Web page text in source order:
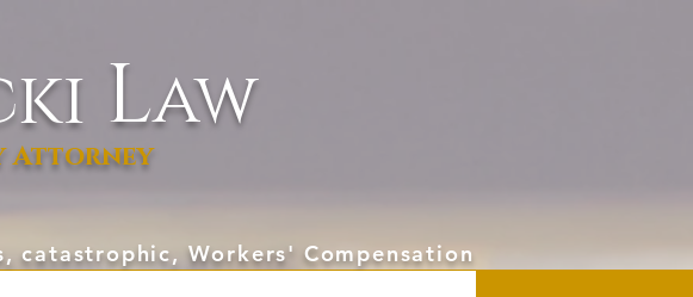
Law
Attorney
catastrophic, Workers' Compensation